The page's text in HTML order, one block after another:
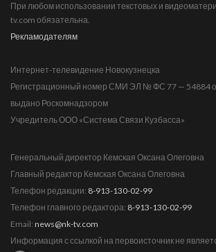
При любом использовании текстовых и
tv.com обязательна.
Рекламодателям
Интернет-телевидение Новокузнецка
Регистрационный номер СМИ ЭЛ № ФС 77 — 54884
выдано Роскомнадзором
Учредитель ООО «Система Связи Кузбасса»
Генеральный директор Кемская Оксана Олеговна
Главный редактор Кемская Оксана Олеговна
Телефон редакции: 8-913-130-02-99
Телефон главного редактора: 8-913-130-02-99
Email: news@nk-tv.com
Информация с ссылкой на первоисточник не